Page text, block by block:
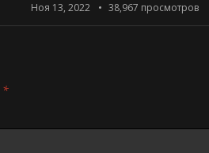
Ноя 13, 2022 38,967 просмотров
*